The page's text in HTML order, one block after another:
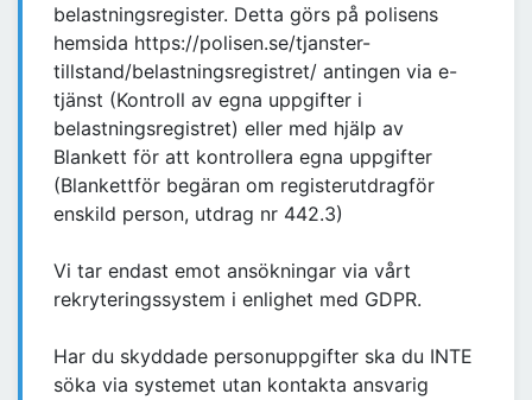
belastningsregister. Detta görs på polisens
hemsida https://polisen.se/tjanster-
tillstand/belastningsregistret/ antingen via e-
tjänst (Kontroll av egna uppgifter i
belastningsregistret) eller med hjälp av
Blankett för att kontrollera egna uppgifter
(Blankettför begäran om registerutdragför
enskild person, utdrag nr 442.3)
Vi tar endast emot ansökningar via vårt
rekryteringssystem i enlighet med GDPR.
Har du skyddade personuppgifter ska du INTE
söka via systemet utan kontakta ansvarig